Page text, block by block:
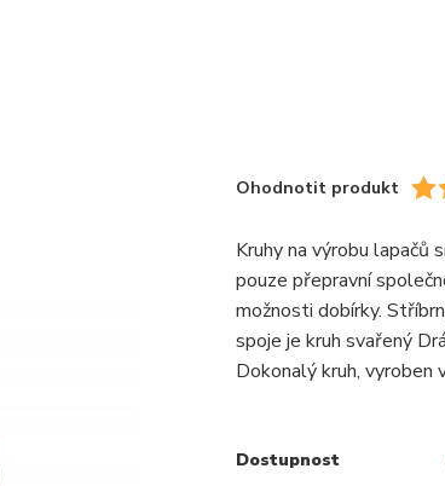
Ohodnotit produkt
Kruhy na výrobu lapačů
pouze přepravní
možnosti dobírky.
spoje je kruh svařený
Dokonalý kruh, vyroben
Dostupnost